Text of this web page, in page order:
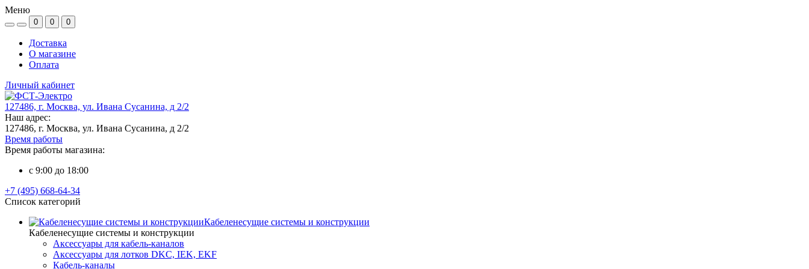
Меню
0 0 0
Доставка
О магазине
Оплата
Личный кабинет
127486, г. Москва, ул. Ивана Сусанина, д 2/2
Наш адрес:
127486, г. Москва, ул. Ивана Сусанина, д 2/2
Время работы
Время работы магазина:
c 9:00 до 18:00
+7 (495) 668-64-34
Список категорий
Кабеленесущие системы и конструкции
Кабеленесущие системы и конструкции
Аксессуары для кабель-каналов
Аксессуары для лотков DKC, IEK, EKF
Кабель-каналы